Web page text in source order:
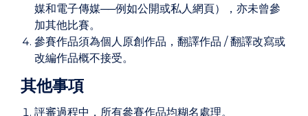
媒和電子傳媒──例如公開或私人網頁），亦未曾參
加其他比賽。
參賽作品須為個人原創作品，翻譯作品 / 翻譯改寫或
改編作品概不接受。
其他事項
評審過程中，所有參賽作品均糊名處理。